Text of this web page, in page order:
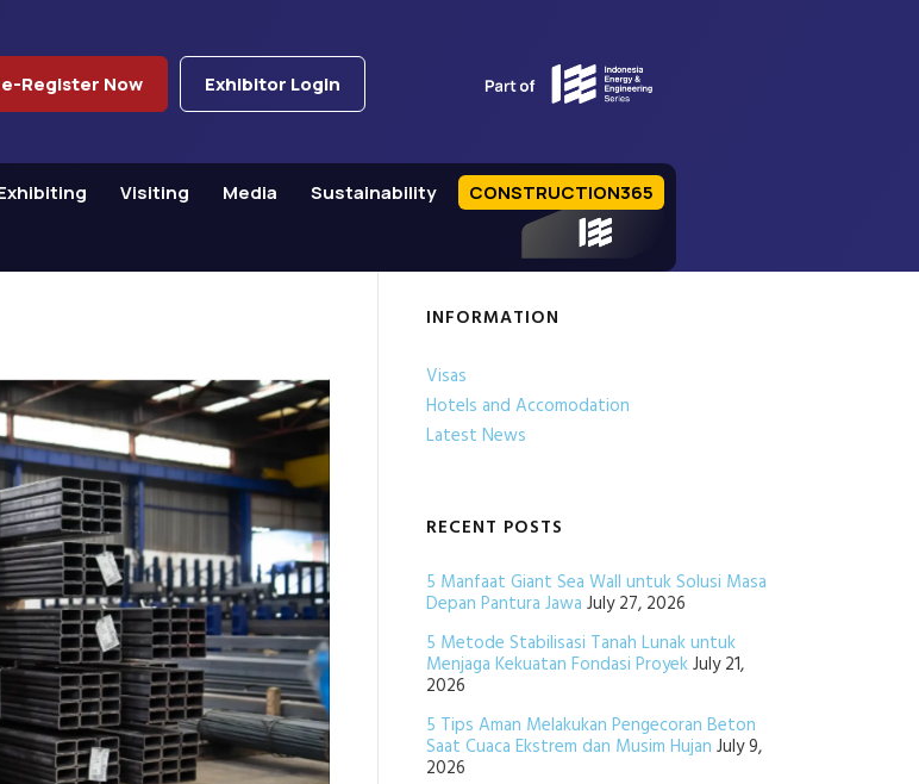
Register Now Exhibitor Login
Visiting Media Sustainability CONSTRUCTION365
INFORMATION
Visas
Hotels and Accomodation
Latest News
RECENT POSTS
5 Manfaat Giant Sea Wall untuk Solusi Masa
Depan Pantura Jawa July 27, 2026
5 Metode Stabilisasi Tanah Lunak untuk
Menjaga Kekuatan Fondasi ProyekJuly 21,
2026
5 Tips Aman Melakukan Pengecoran Beton
Saat Cuaca Ekstrem dan Musim Hujan July 9,
2026